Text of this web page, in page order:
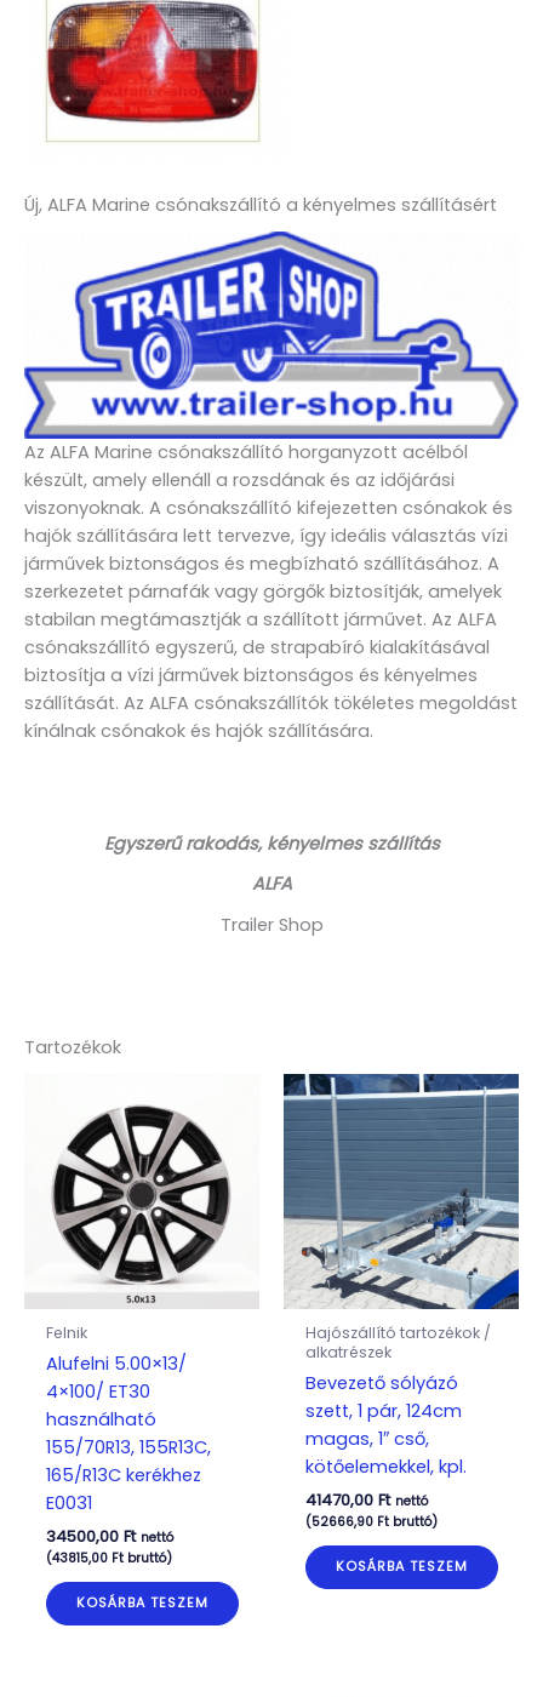
Új, ALFA Marine csónakszállító a kényelmes szállításért
Az ALFA Marine csónakszállító horganyzott acélból
készült, amely ellenáll a rozsdának és az időjárási
viszonyoknak. A csónakszállító kifejezetten csónakok és
hajók szállítására lett tervezve, így ideális választás vízi
járművek biztonságos és megbízható szállításához. A
szerkezetet párnafák vagy görgők biztosítják, amelyek
stabilan megtámasztják a szállított járművet. Az ALFA
csónakszállító egyszerű, de strapabíró kialakításával
biztosítja a vízi járművek biztonságos és kényelmes
szállítását. Az ALFA csónakszállítók tökéletes megoldást
kínálnak csónakok és hajók szállítására.
Egyszerű rakodás, kényelmes szállítás
ALFA
Trailer Shop
Tartozékok
Felnik
Alufelni 5.00×13/
4×100/ ET30
használható
155/70R13, 155R13C,
165/R13C kerékhez
E0031
34500,00 Ft nettó
(43815,00 Ftbruttó)
KOSÁRBA TESZEM
Hajószállító tartozékok /
alkatrészek
Bevezető sólyázó
szett, 1 pár, 124cm
magas, 1″ cső,
kötőelemekkel, kpl.
41470,00 Ft nettó
(52666,90 Ftbruttó)
KOSÁRBA TESZEM